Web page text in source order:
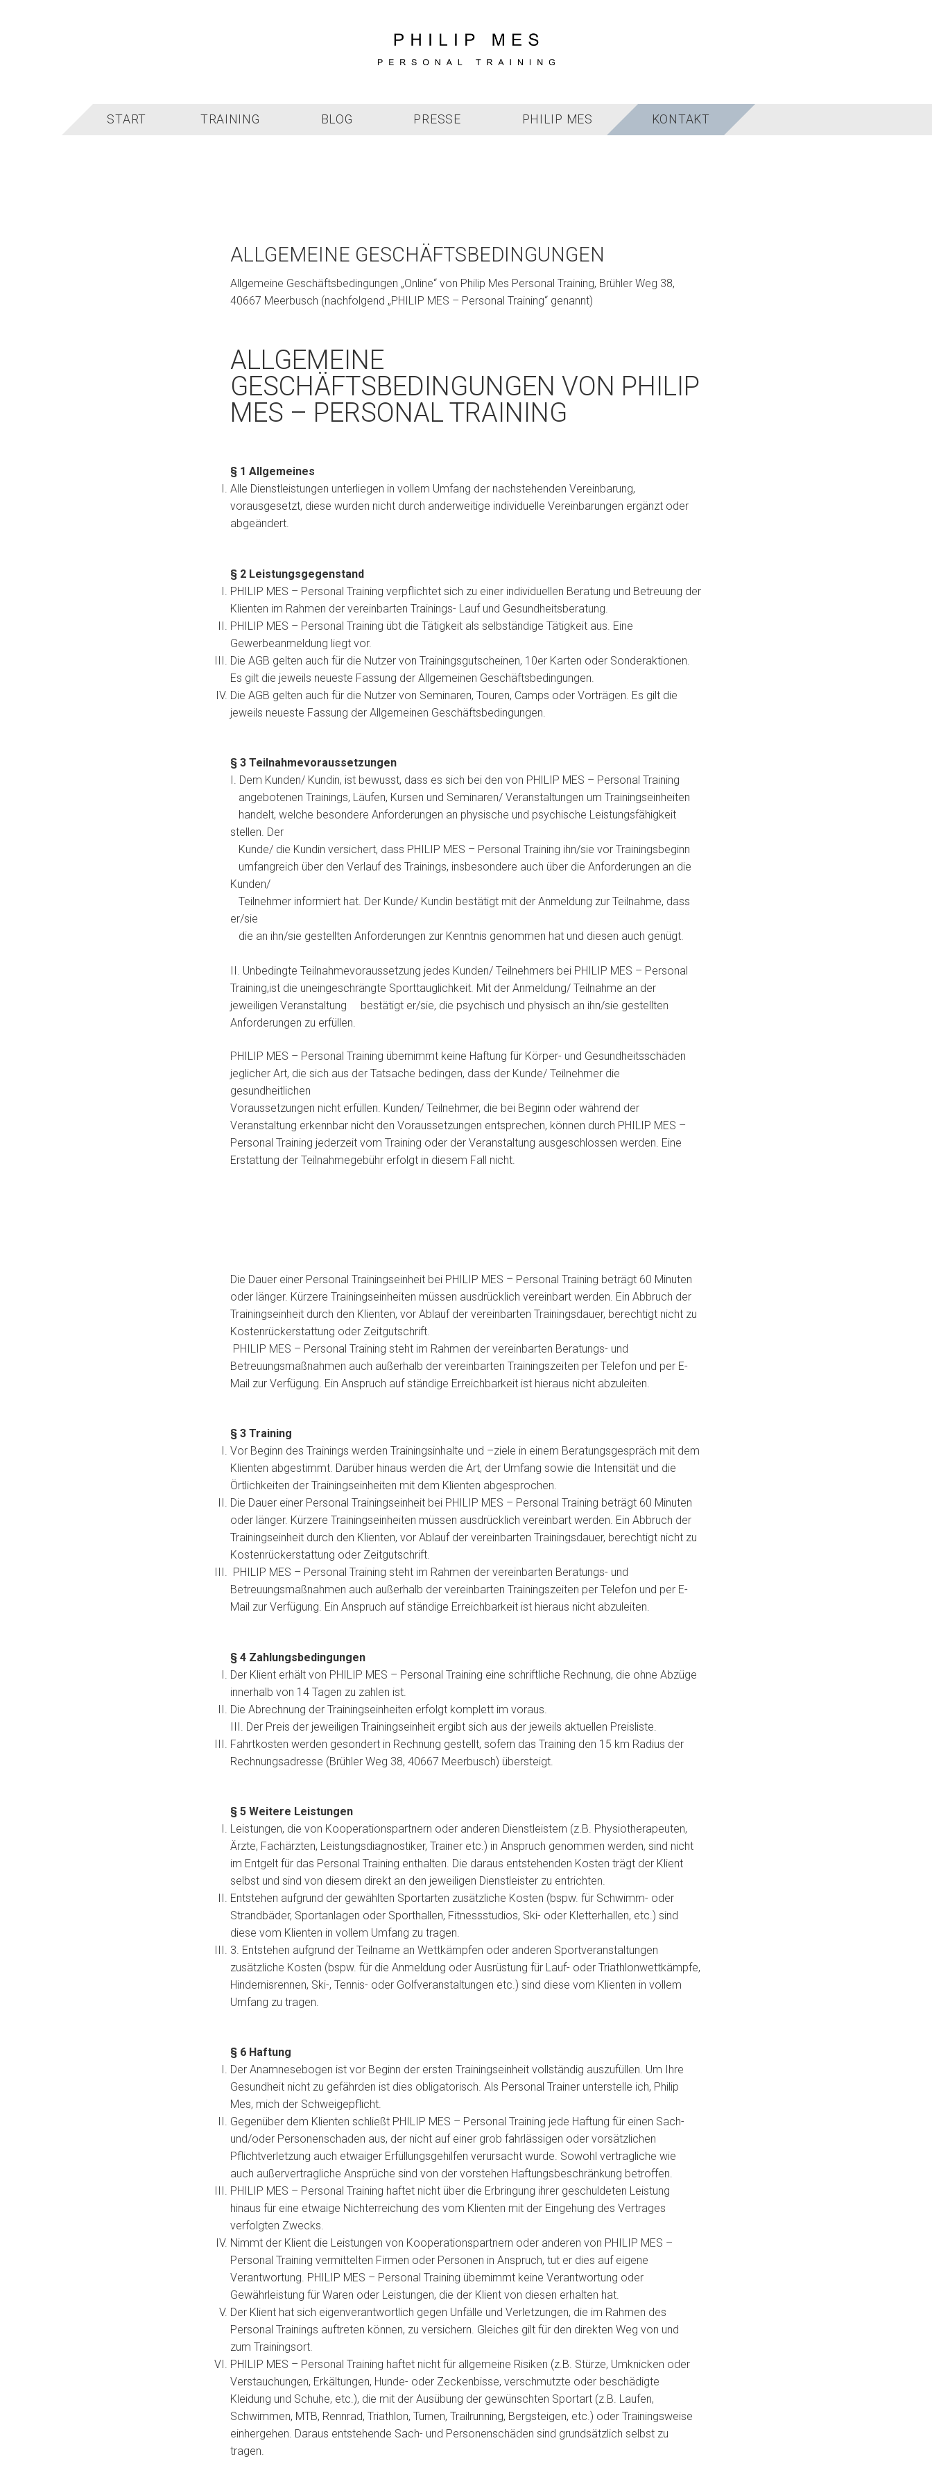
START TRAINING BLOG PRESSE PHILIP MES KONTAKT
ALLGEMEINE GESCHÄFTSBEDINGUNGEN
Allgemeine Geschäftsbedingungen „Online“ von Philip Mes Personal Training, Brühler Weg 38,
40667 Meerbusch (nachfolgend „PHILIP MES – Personal Training“ genannt)
ALLGEMEINE
GESCHÄFTSBEDINGUNGEN VON PHILIP
MES – PERSONAL TRAINING
§ 1 Allgemeines
Alle Dienstleistungen unterliegen in vollem Umfang der nachstehenden Vereinbarung,
vorausgesetzt, diese wurden nicht durch anderweitige individuelle Vereinbarungen ergänzt oder
abgeändert.
§ 2 Leistungsgegenstand
PHILIP MES – Personal Training verpflichtet sich zu einer individuellen Beratung und Betreuung der
Klienten im Rahmen der vereinbarten Trainings- Lauf und Gesundheitsberatung.
PHILIP MES – Personal Training übt die Tätigkeit als selbständige Tätigkeit aus. Eine
Gewerbeanmeldung liegt vor.
Die AGB gelten auch für die Nutzer von Trainingsgutscheinen, 10er Karten oder Sonderaktionen.
Es gilt die jeweils neueste Fassung der Allgemeinen Geschäftsbedingungen.
Die AGB gelten auch für die Nutzer von Seminaren, Touren, Camps oder Vorträgen. Es gilt die
jeweils neueste Fassung der Allgemeinen Geschäftsbedingungen.
§ 3 Teilnahmevoraussetzungen
I. Dem Kunden/ Kundin, ist bewusst, dass es sich bei den von PHILIP MES – Personal Training
angebotenen Trainings, Läufen, Kursen und Seminaren/ Veranstaltungen um Trainingseinheiten
handelt, welche besondere Anforderungen an physische und psychische Leistungsfähigkeit
stellen. Der
Kunde/ die Kundin versichert, dass PHILIP MES – Personal Training ihn/sie vor Trainingsbeginn
umfangreich über den Verlauf des Trainings, insbesondere auch über die Anforderungen an die
Kunden/
Teilnehmer informiert hat. Der Kunde/ Kundin bestätigt mit der Anmeldung zur Teilnahme, dass
er/sie
die an ihn/sie gestellten Anforderungen zur Kenntnis genommen hat und diesen auch genügt.
II. Unbedingte Teilnahmevoraussetzung jedes Kunden/ Teilnehmers bei PHILIP MES – Personal
Training,ist die uneingeschrängte Sporttauglichkeit. Mit der Anmeldung/ Teilnahme an der
jeweiligen Veranstaltung bestätigt er/sie, die psychisch und physisch an ihn/sie gestellten
Anforderungen zu erfüllen.
PHILIP MES – Personal Training übernimmt keine Haftung für Körper- und Gesundheitsschäden
jeglicher Art, die sich aus der Tatsache bedingen, dass der Kunde/ Teilnehmer die
gesundheitlichen
Voraussetzungen nicht erfüllen. Kunden/ Teilnehmer, die bei Beginn oder während der
Veranstaltung erkennbar nicht den Voraussetzungen entsprechen, können durch PHILIP MES –
Personal Training jederzeit vom Training oder der Veranstaltung ausgeschlossen werden. Eine
Erstattung der Teilnahmegebühr erfolgt in diesem Fall nicht.
Die Dauer einer Personal Trainingseinheit bei PHILIP MES – Personal Training beträgt 60 Minuten
oder länger. Kürzere Trainingseinheiten müssen ausdrücklich vereinbart werden. Ein Abbruch der
Trainingseinheit durch den Klienten, vor Ablauf der vereinbarten Trainingsdauer, berechtigt nicht zu
Kostenrückerstattung oder Zeitgutschrift.
PHILIP MES – Personal Training steht im Rahmen der vereinbarten Beratungs- und
Betreuungsmaßnahmen auch außerhalb der vereinbarten Trainingszeiten per Telefon und per E-
Mail zur Verfügung. Ein Anspruch auf ständige Erreichbarkeit ist hieraus nicht abzuleiten.
§ 3 Training
Vor Beginn des Trainings werden Trainingsinhalte und –ziele in einem Beratungsgespräch mit dem
Klienten abgestimmt. Darüber hinaus werden die Art, der Umfang sowie die Intensität und die
Örtlichkeiten der Trainingseinheiten mit dem Klienten abgesprochen.
Die Dauer einer Personal Trainingseinheit bei PHILIP MES – Personal Training beträgt 60 Minuten
oder länger. Kürzere Trainingseinheiten müssen ausdrücklich vereinbart werden. Ein Abbruch der
Trainingseinheit durch den Klienten, vor Ablauf der vereinbarten Trainingsdauer, berechtigt nicht zu
Kostenrückerstattung oder Zeitgutschrift.
PHILIP MES – Personal Training steht im Rahmen der vereinbarten Beratungs- und
Betreuungsmaßnahmen auch außerhalb der vereinbarten Trainingszeiten per Telefon und per E-
Mail zur Verfügung. Ein Anspruch auf ständige Erreichbarkeit ist hieraus nicht abzuleiten.
§ 4 Zahlungsbedingungen
Der Klient erhält von PHILIP MES – Personal Training eine schriftliche Rechnung, die ohne Abzüge
innerhalb von 14 Tagen zu zahlen ist.
Die Abrechnung der Trainingseinheiten erfolgt komplett im voraus.
III. Der Preis der jeweiligen Trainingseinheit ergibt sich aus der jeweils aktuellen Preisliste.
Fahrtkosten werden gesondert in Rechnung gestellt, sofern das Training den 15 km Radius der
Rechnungsadresse (Brühler Weg 38, 40667 Meerbusch) übersteigt.
§ 5 Weitere Leistungen
Leistungen, die von Kooperationspartnern oder anderen Dienstleistern (z.B. Physiotherapeuten,
Ärzte, Fachärzten, Leistungsdiagnostiker, Trainer etc.) in Anspruch genommen werden, sind nicht
im Entgelt für das Personal Training enthalten. Die daraus entstehenden Kosten trägt der Klient
selbst und sind von diesem direkt an den jeweiligen Dienstleister zu entrichten.
Entstehen aufgrund der gewählten Sportarten zusätzliche Kosten (bspw. für Schwimm- oder
Strandbäder, Sportanlagen oder Sporthallen, Fitnessstudios, Ski- oder Kletterhallen, etc.) sind
diese vom Klienten in vollem Umfang zu tragen.
3. Entstehen aufgrund der Teilname an Wettkämpfen oder anderen Sportveranstaltungen
zusätzliche Kosten (bspw. für die Anmeldung oder Ausrüstung für Lauf- oder Triathlonwettkämpfe,
Hindernisrennen, Ski-, Tennis- oder Golfveranstaltungen etc.) sind diese vom Klienten in vollem
Umfang zu tragen.
§ 6 Haftung
Der Anamnesebogen ist vor Beginn der ersten Trainingseinheit vollständig auszufüllen. Um Ihre
Gesundheit nicht zu gefährden ist dies obligatorisch. Als Personal Trainer unterstelle ich, Philip
Mes, mich der Schweigepflicht.
Gegenüber dem Klienten schließt PHILIP MES – Personal Training jede Haftung für einen Sach-
und/oder Personenschaden aus, der nicht auf einer grob fahrlässigen oder vorsätzlichen
Pflichtverletzung auch etwaiger Erfüllungsgehilfen verursacht wurde. Sowohl vertragliche wie
auch außervertragliche Ansprüche sind von der vorstehen Haftungsbeschränkung betroffen.
PHILIP MES – Personal Training haftet nicht über die Erbringung ihrer geschuldeten Leistung
hinaus für eine etwaige Nichterreichung des vom Klienten mit der Eingehung des Vertrages
verfolgten Zwecks.
Nimmt der Klient die Leistungen von Kooperationspartnern oder anderen von PHILIP MES –
Personal Training vermittelten Firmen oder Personen in Anspruch, tut er dies auf eigene
Verantwortung. PHILIP MES – Personal Training übernimmt keine Verantwortung oder
Gewährleistung für Waren oder Leistungen, die der Klient von diesen erhalten hat.
Der Klient hat sich eigenverantwortlich gegen Unfälle und Verletzungen, die im Rahmen des
Personal Trainings auftreten können, zu versichern. Gleiches gilt für den direkten Weg von und
zum Trainingsort.
PHILIP MES – Personal Training haftet nicht für allgemeine Risiken (z.B. Stürze, Umknicken oder
Verstauchungen, Erkältungen, Hunde- oder Zeckenbisse, verschmutzte oder beschädigte
Kleidung und Schuhe, etc.), die mit der Ausübung der gewünschten Sportart (z.B. Laufen,
Schwimmen, MTB, Rennrad, Triathlon, Turnen, Trailrunning, Bergsteigen, etc.) oder Trainingsweise
einhergehen. Daraus entstehende Sach- und Personenschäden sind grundsätzlich selbst zu
tragen.